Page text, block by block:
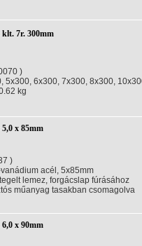
7r. 300mm
)
5x300, 6x300, 7x300, 8x300,
kg
x 85mm
)
vanádium acél, 5x85mm
lemez, forgácslap fúrásához
műanyag tasakban csomagolva
x 90mm